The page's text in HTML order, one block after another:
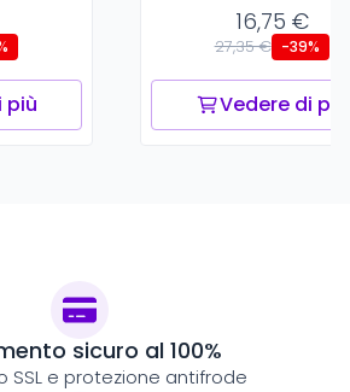
più
16,75 €
27,35 € -39%
Vedere di più
sicuro al 100%
SSL e protezione antifrode